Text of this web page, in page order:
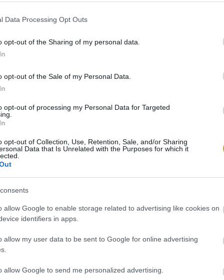
Data Processing Opt Outs
opt-out of the Sharing of my personal data.
opt-out of the Sale of my Personal Data.
opt-out of processing my Personal Data for Targeted
opt-out of Collection, Use, Retention, Sale, and/or Sharing
Data that Is Unrelated with the Purposes for which it
allow Google to enable storage related to advertising like cookies on
identifiers in apps.
allow my user data to be sent to Google for online advertising
allow Google to send me personalized advertising.
és könnyen előállítható (almánként körülbelül
ipari méretekben is jól alkalmazható. Most
való felhasználásra. Ugyanakkor nem zárják
– megalkotását sem.
víz kell hozzá